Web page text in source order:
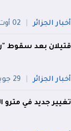
أخبار الجزائر 02 أوت
قتيلان بعد سقوط
أخبار الجزائر 29 جويلية
تغيير جديد في مترو